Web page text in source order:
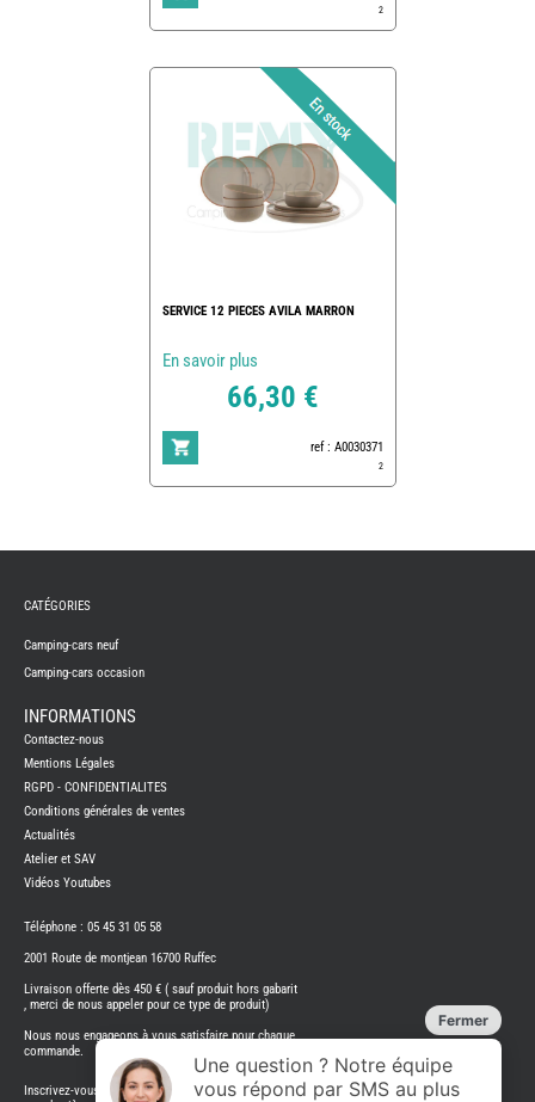
2
SERVICE 12 PIECES AVILA MARRON
En savoir plus
66,30 €
ref : A0030371
2
CAMPING-
NEUFS
CAMPING-
CAMPING-
BENIMAR
CAMPING-
CARADO
CAMPING-
ITINEO
CAMPING-
OCCASION
CARADO
NEUFS
CATÉGORIES
Camping-cars neuf
Camping-cars occasion
INFORMATIONS
Contactez-nous
Mentions Légales
RGPD - CONFIDENTIALITES
Conditions générales de ventes
Actualités
Atelier et SAV
Vidéos Youtubes
Téléphone : 05 45 31 05 58
2001 Route de montjean 16700 Ruffec
Livraison offerte dès 450 € ( sauf produit hors gabarit
, merci de nous appeler pour ce type de produit)
Nous nous engageons à vous satisfaire pour chaque
commande.
Inscrivez-vous à notre bulletin d'information Restez au courant de